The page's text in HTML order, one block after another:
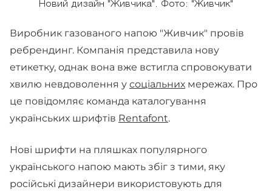
Новий дизайн "Живчика". Фото: "Живчик"
Виробник газованого напою "Живчик" провів
ребрендинг. Компанія представила нову
етикетку, однак вона вже встигла спровокувати
хвилю невдоволення у соціальних мережах. Про
це повідомляє команда каталогування
українських шрифтів Rentafont.
Нові шрифти на пляшках популярного
українського напою мають збіг з тими, яку
російські дизайнери використовують для